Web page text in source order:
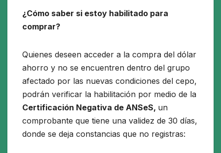
¿Cómo saber si estoy habilitado para
comprar?
Quienes deseen acceder a la compra del dólar
ahorro y no se encuentren dentro del grupo
afectado por las nuevas condiciones del cepo,
podrán verificar la habilitación por medio de la
Certificación Negativa de ANSeS, un
comprobante que tiene una validez de 30 días,
donde se deja constancias que no registras: